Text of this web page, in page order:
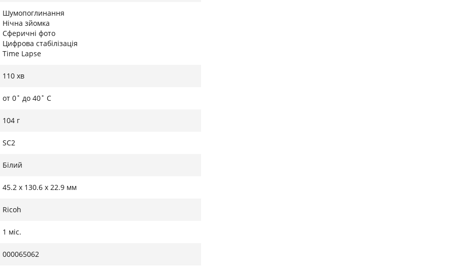
і Wi-Fi камера може залишатися постійно
в активний режим при запуску застосунка. Це
"Анімоване фото", яка дозволяє
Шумопоглинання
Нічна зйомка
Сферичні фото
Цифрова стабілізація
Time Lapse
110 хв
от 0˚ до 40˚ C
104 г
SC2
Білий
45.2 х 130.6 х 22.9 мм
Ricoh
1 міс.
000065062